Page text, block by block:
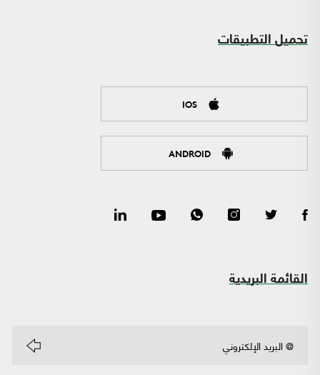
تحميل التطبيقات
IOS
ANDROID
القائمة البريدية